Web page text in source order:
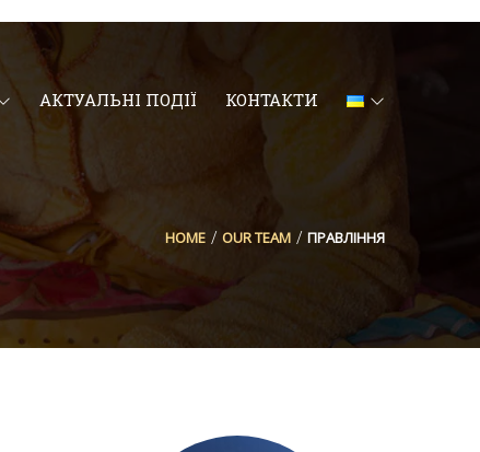
АКТУАЛЬНІ ПОДІЇ КОНТАКТИ
HOME OUR TEAM ПРАВЛІННЯ